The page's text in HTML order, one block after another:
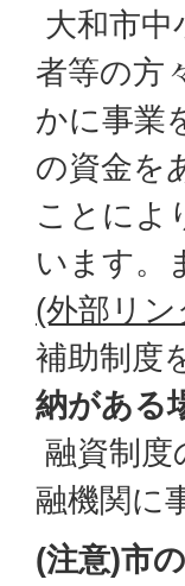
大和市中
者等の方
かに事業
の資金を
ことによ
います。
(外部リン
補助制度
納がある
融資制度
融機関に
(注意)市